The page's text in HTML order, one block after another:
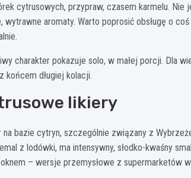
cytrusowych, przypraw, czasem karmelu. Nie
wytrawne aromaty. Warto poprosić obsługę o
charakter pokazuje solo, w małej porcji. Dla
końcem długiej kolacji.
likiery
na bazie cytryn, szczególnie związany z
z lodówki, ma intensywny, słodko-kwaśny
– wersje przemysłowe z supermarketów